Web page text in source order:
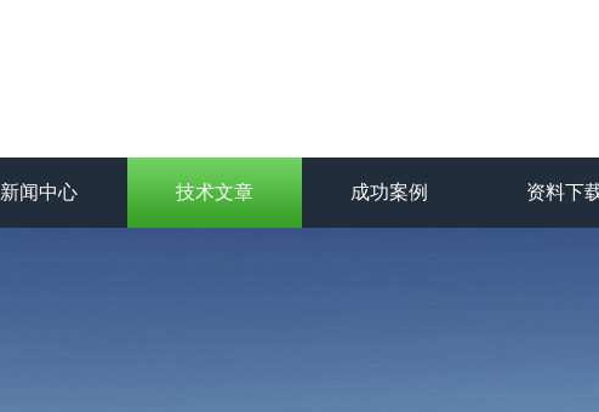
新闻中心 技术文章 成功案例 资料下